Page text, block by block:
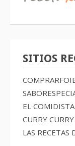
SITIOS
EL COMIDISTA
CURRY
LAS RECETAS